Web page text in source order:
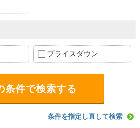
プライスダウン
条件を指定し直して検索